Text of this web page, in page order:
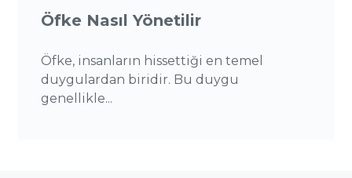
Öfke Nasıl Yönetilir
Öfke, insanların hissettiği en temel
duygulardan biridir. Bu duygu
genellikle...